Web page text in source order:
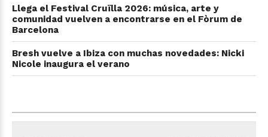
Llega el Festival Cruïlla 2026: música, arte y
comunidad vuelven a encontrarse en el Fòrum de
Barcelona
Bresh vuelve a Ibiza con muchas novedades: Nicki
Nicole inaugura el verano